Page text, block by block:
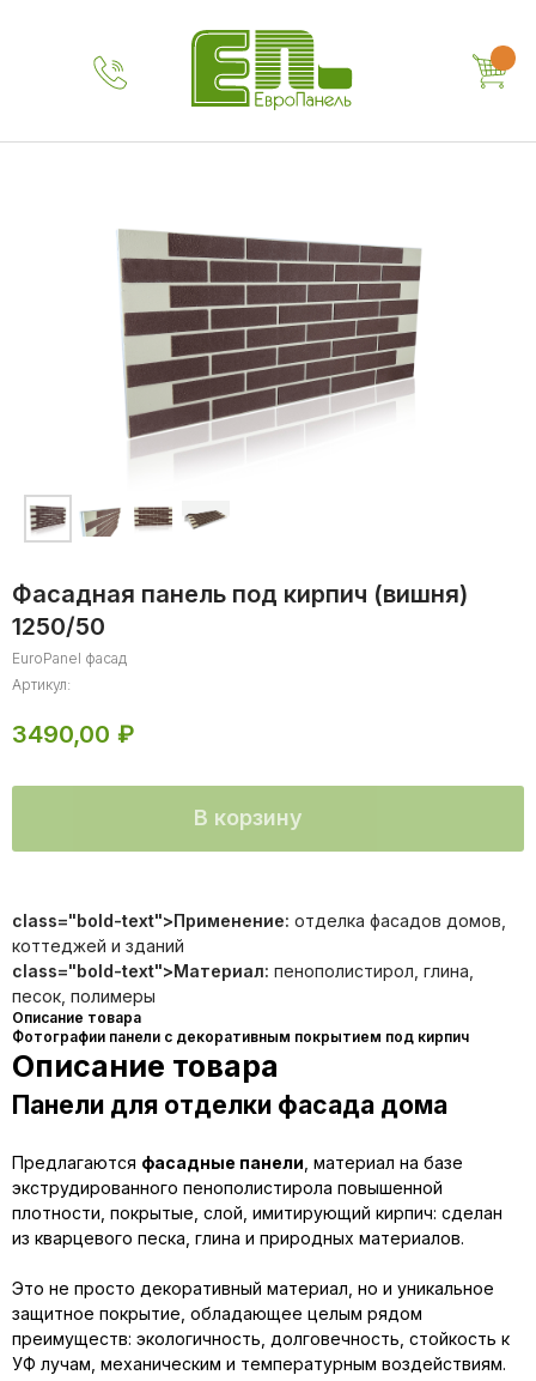
Фасадная панель под кирпич (вишня)
1250/50
EuroPanel фасад
Артикул:
3490,00 ₽
В корзину
покрытие, обладающее целым рядом преимуществ: экологичность,
долговечность, стойкость к УФ лучам, механическим и
температурным воздействиям. Подходит для любых поверхностей.
Пожаробезопасный, влагостойкий. Имеет малый вес: не нагружает
фундамент и легко монтируется на любую стену.
Подходит
class="bold-text">Применение: отделка фасадов домов,
коттеджей и зданий
class="bold-text">Материал: пенополистирол, глина,
песок, полимеры
Описание товара
Фотографии панели с декоративным покрытием под кирпич
Описание товара
Панели для отделки фасада дома
Предлагаются фасадные панели , материал на базе
экструдированного пенополистирола повышенной
плотности, покрытые, слой, имитирующий кирпич: сделан
из кварцевого песка, глина и природных материалов.
Это не просто декоративный материал, но и уникальное
защитное покрытие, обладающее целым рядом
преимуществ: экологичность, долговечность, стойкость к
УФ лучам, механическим и температурным воздействиям.
Наш телефон:
+7 (499) 754-01-96